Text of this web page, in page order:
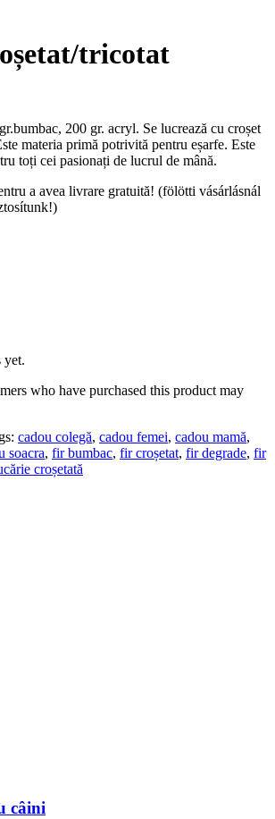
tricotat
200 gr. acryl. Se lucrează cu croșet
materia primă potrivită pentru eșarfe. Este
toți cei pasionați de lucrul de mână.
a avea livrare gratuită! (fölötti vásárlásnál
yet.
who have purchased this product may
cadou colegă, cadou femei, cadou mamă,
soacra, fir bumbac, fir croșetat, fir degrade, fir
croșetată
câini